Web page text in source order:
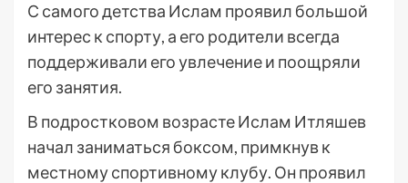
С самого детства Ислам проявил большой
интерес к спорту, а его родители всегда
поддерживали его увлечение и поощряли
его занятия.
В подростковом возрасте Ислам Итляшев
начал заниматься боксом, примкнув к
местному спортивному клубу. Он проявил